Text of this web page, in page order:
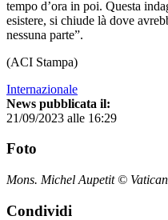
tempo d’ora in poi. Questa
esistere, si chiude là dove
nessuna parte”.
(ACI Stampa)
Internazionale
News pubblicata il:
21/09/2023 alle 16:29
Foto
Mons. Michel Aupetit ©
Condividi